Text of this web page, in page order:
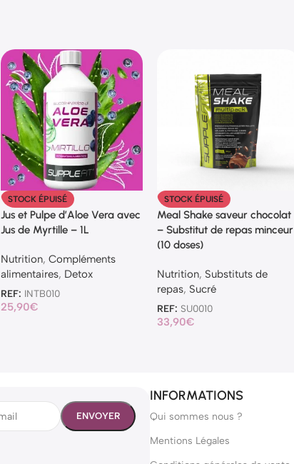
STOCK ÉPUISÉ
Jus et Pulpe d’Aloe Vera avec
Jus de Myrtille – 1L
Nutrition, Compléments
alimentaires, Detox
REF: INTB010
25,90€
STOCK ÉPUISÉ
Meal Shake saveur chocolat
– Substitut de repas minceur
(10 doses)
Nutrition, Substituts de
repas, Sucré
REF: SU0010
33,90€
INFORMATIONS
Qui sommes nous ?
Mentions Légales